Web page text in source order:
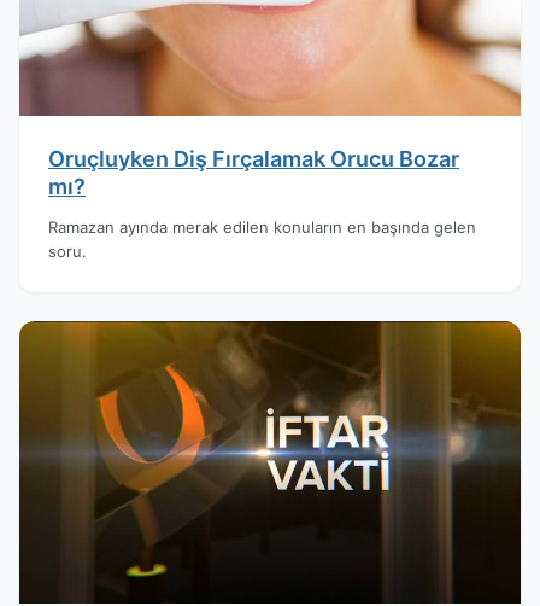
Oruçluyken Diş Fırçalamak Orucu Bozar
mı?
Ramazan ayında merak edilen konuların en başında gelen
soru.